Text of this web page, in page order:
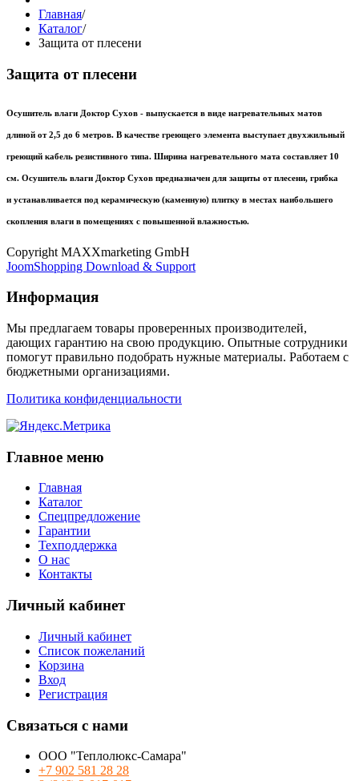
Главная/
Каталог/
Защита от плесени
Защита от плесени
Осушитель влаги Доктор Сухов - выпускается в виде нагревательных матов
длиной от 2,5 до 6 метров. В качестве греющего элемента выступает двухжильный
греющий кабель резистивного типа. Ширина нагревательного мата составляет 10
см. Осушитель влаги Доктор Сухов предназначен для защиты от плесени, грибка
и устанавливается под керамическую (каменную) плитку в местах наибольшего
скопления влаги в помещениях с повышенной влажностью.
Copyright MAXXmarketing GmbH
JoomShopping Download & Support
Информация
Мы предлагаем товары проверенных производителей,
дающих гарантию на свою продукцию. Опытные сотрудники
помогут правильно подобрать нужные материалы. Работаем с
бюджетными организациями.
Политика конфиденциальности
Главное меню
Главная
Каталог
Спецпредложение
Гарантии
Техподдержка
О нас
Контакты
Личный кабинет
Личный кабинет
Список пожеланий
Корзина
Вход
Регистрация
Связаться с нами
ООО "Теплолюкс-Самара"
+7 902 581 28 28